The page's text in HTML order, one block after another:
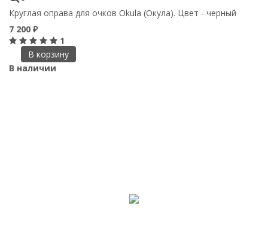
Круглая оправа для очков Okula (Окула). Цвет - черный
7 200 ₽
1
В корзину
В наличии